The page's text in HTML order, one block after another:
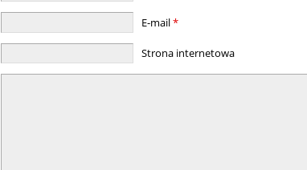
E-mail*
Strona internetowa